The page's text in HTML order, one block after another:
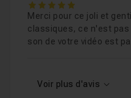
5
Merci pour ce joli et
classiques, ce n'est pas
son de votre vidéo est
Voir plus d'avis